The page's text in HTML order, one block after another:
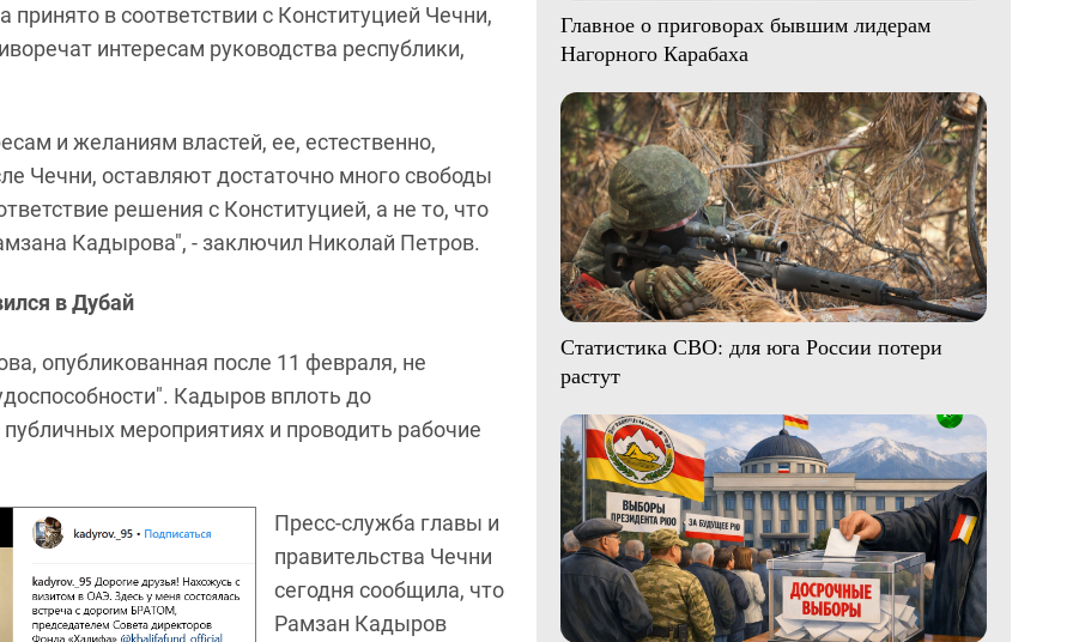
в соответствии с Конституцией Чечни,
интересам руководства республики,
и желаниям властей, ее, естественно,
Чечни, оставляют достаточно много свободы
решения с Конституцией, а не то, что
Кадырова", - заключил Николай Петров.
в Дубай
опубликованная после 11 февраля, не
Кадыров вплоть до
мероприятиях и проводить рабочие
Пресс-служба главы и
правительства Чечни
сегодня сообщила, что
Рамзан Кадыров
Главное о приговорах бывшим лидерам
Нагорного Карабаха
Статистика СВО: для юга России потери
растут